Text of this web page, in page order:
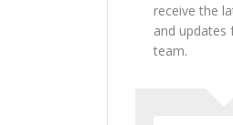
receive the
and updates
team.